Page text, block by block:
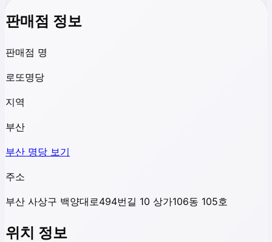
판매점 정보
판매점 명
로또명당
지역
부산
부산 명당 보기
주소
부산 사상구 백양대로494번길 10 상가106동 105호
위치 정보